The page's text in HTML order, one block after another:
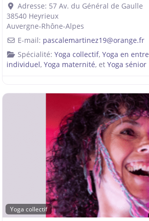
Adresse: 57 Av. du Général de Gaulle
38540 Heyrieux
Auvergne-Rhône-Alpes
E-mail: pascalemartinez19@orange.fr
Spécialité: Yoga collectif, Yoga en
individuel, Yoga maternité, et Yoga sénior
Yoga collectif